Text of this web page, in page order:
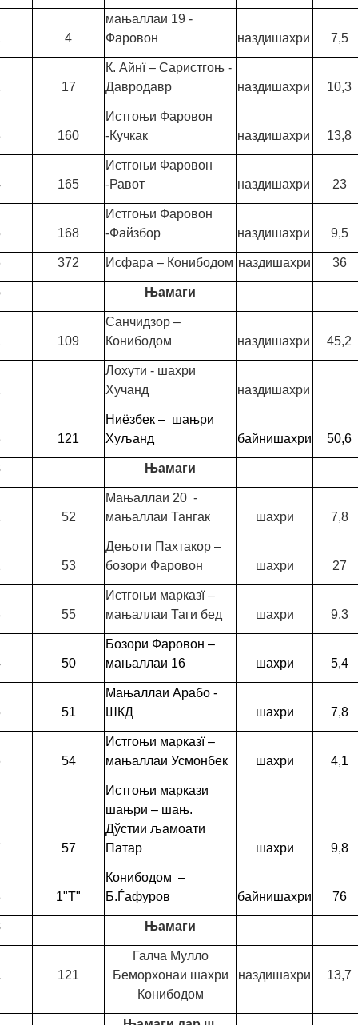
4
мањаллаи 19 -
Фаровон
наздишахри 7,5
17
К. Айнї – Саристгоњ -
Давродавр
наздишахри 10,3
160
Истгоњи Фаровон
-Кучкак
наздишахри 13,8
165
Истгоњи Фаровон
-Равот
наздишахри 23
168
Истгоњи Фаровон
-Файзбор
наздишахри 9,5
372 Исфара – Конибодом наздишахри 36
Њамаги
109
Санчидзор –
Конибодом
наздишахри 45,2
Лохути - шахри
Хучанд
наздишахри
121
Ниёзбек – шањри
Хуљанд
байнишахри 50,6
Њамаги
52
Мањаллаи 20 -
мањаллаи Тангак
шахри 7,8
53
Дењоти Пахтакор –
бозори Фаровон
шахри 27
55
Истгоњи марказї –
мањаллаи Таги бед
шахри 9,3
50
Бозори Фаровон –
мањаллаи 16
шахри 5,4
51
Мањаллаи Арабо -
ШКД
шахри 7,8
54
Истгоњи марказї –
мањаллаи Усмонбек
шахри 4,1
57
Истгоњи маркази
шањри – шањ.
Дўстии љамоати
Патар
шахри 9,8
1"Т"
Конибодом –
Б.Ѓафуров
байнишахри 76
Њамаги
121
Галча Мулло
Беморхонаи шахри
Конибодом
наздишахри 13,7